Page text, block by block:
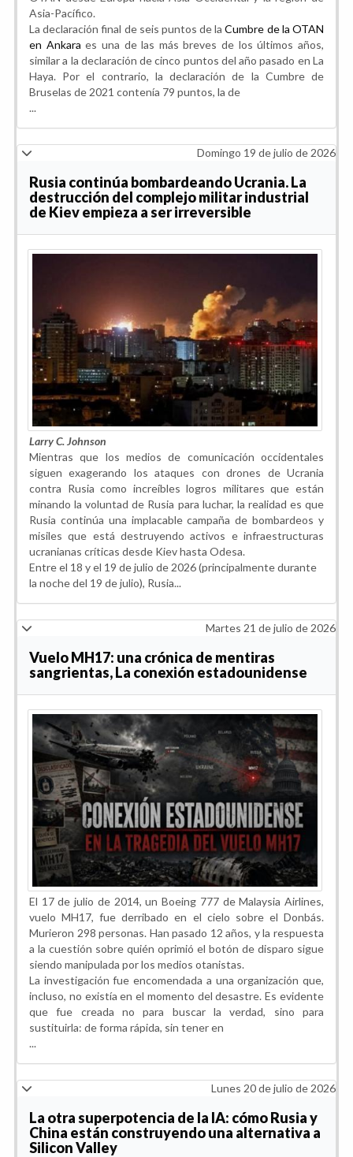
Asia-Pacífico.
La declaración final de seis puntos de laCumbre de la OTAN
en Ankara es una de las más breves de los últimos años,
similar a la declaración de cinco puntos del año pasado en La
Haya. Por el contrario, la declaración de la Cumbre de
Bruselas de 2021 contenía 79 puntos, la de
...
Domingo 19 de julio de 2026
Rusia continúa bombardeando Ucrania. La
destrucción del complejo militar industrial
de Kiev empieza a ser irreversible
Larry C. Johnson
Mientras que los medios de comunicación occidentales
siguen exagerando los ataques con drones de Ucrania
contra Rusia como increíbles logros militares que están
minando la voluntad de Rusia para luchar, la realidad es que
Rusia continúa una implacable campaña de bombardeos y
misiles que está destruyendo activos e infraestructuras
ucranianas críticas desde Kiev hasta Odesa.
Entre el 18 y el 19 de julio de 2026 (principalmente durante
la noche del 19 de julio), Rusia...
Martes 21 de julio de 2026
Vuelo MH17: una crónica de mentiras
sangrientas, La conexión estadounidense
El 17 de julio de 2014, un Boeing 777 de Malaysia Airlines,
vuelo MH17, fue derribado en el cielo sobre el Donbás.
Murieron 298 personas. Han pasado 12 años, y la respuesta
a la cuestión sobre quién oprimió el botón de disparo sigue
siendo manipulada por los medios otanistas.
La investigación fue encomendada a una organización que,
incluso, no existía en el momento del desastre. Es evidente
que fue creada no para buscar la verdad, sino para
sustituirla: de forma rápida, sin tener en
...
Lunes 20 de julio de 2026
La otra superpotencia de la IA: cómo Rusia y
China están construyendo una alternativa a
Silicon Valley